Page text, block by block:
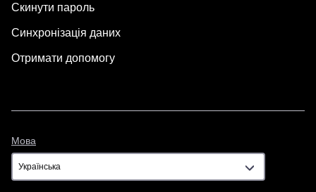
Скинути пароль
Синхронізація даних
Отримати допомогу
Мова